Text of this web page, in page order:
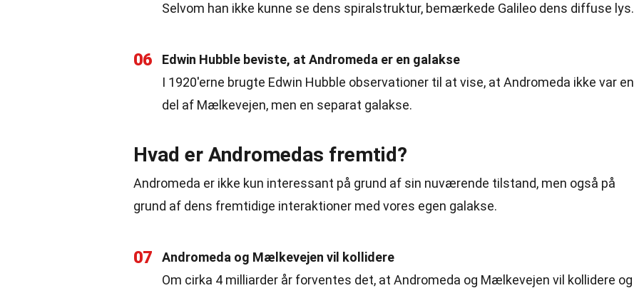
Selvom han ikke kunne se dens spiralstruktur, bemærkede Galileo dens diffuse lys.
06
Edwin Hubble beviste, at Andromeda er en galakse
I 1920'erne brugte Edwin Hubble observationer til at vise, at Andromeda ikke var en
del af Mælkevejen, men en separat galakse.
Hvad er Andromedas fremtid?
Andromeda er ikke kun interessant på grund af sin nuværende tilstand, men også på
grund af dens fremtidige interaktioner med vores egen galakse.
07
Andromeda og Mælkevejen vil kollidere
Om cirka 4 milliarder år forventes det, at Andromeda og Mælkevejen vil kollidere og